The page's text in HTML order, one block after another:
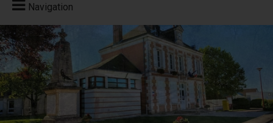
Navigation